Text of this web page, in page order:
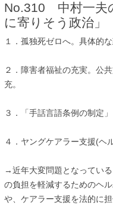
No.310 中村一夫
に寄りそう政治」
１．孤独死ゼロへ。具体的な
２．障害者福祉の充実。公
充。
３．「手話言語条例の制定」
４．ヤングケアラー支援(ヘ
→近年大変問題となってい
の負担を軽減するためのヘ
や、ケアラー支援を法的に